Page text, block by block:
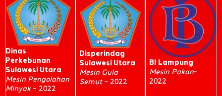
Dinas
Perkebunan
Sulawesi Utara
Mesin Pengolahan
Minyak– 2022
Disperindag
Sulawesi Utara
Mesin Gula
Semut– 2022
BI Lampung
Mesin Pakan–
2022